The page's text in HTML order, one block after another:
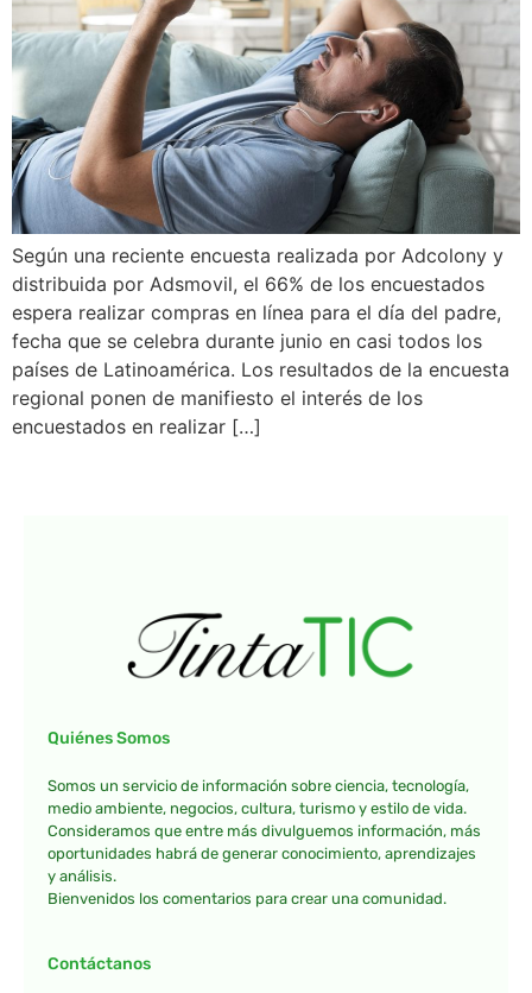
Según una reciente encuesta realizada por Adcolony y
distribuida por Adsmovil, el 66% de los encuestados
espera realizar compras en línea para el día del padre,
fecha que se celebra durante junio en casi todos los
países de Latinoamérica. Los resultados de la encuesta
regional ponen de manifiesto el interés de los
encuestados en realizar […]
Quiénes Somos
Somos un servicio de información sobre ciencia, tecnología,
medio ambiente, negocios, cultura, turismo y estilo de vida.
Consideramos que entre más divulguemos información, más
oportunidades habrá de generar conocimiento, aprendizajes
y análisis.
Bienvenidos los comentarios para crear una comunidad.
Contáctanos